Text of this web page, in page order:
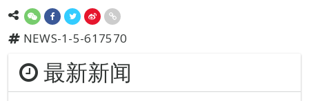
NEWS-1-5-617570
最新新闻